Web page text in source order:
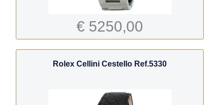
€ 5250,00
Rolex Cellini Cestello Ref.5330